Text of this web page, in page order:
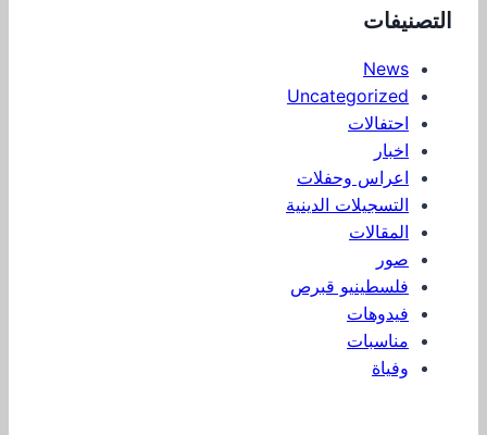
التصنيفات
News
Uncategorized
احتفالات
اخبار
اعراس وحفلات
التسجيلات الدينية
المقالات
صور
فلسطينيو قبرص
فيدوهات
مناسبات
وفياة